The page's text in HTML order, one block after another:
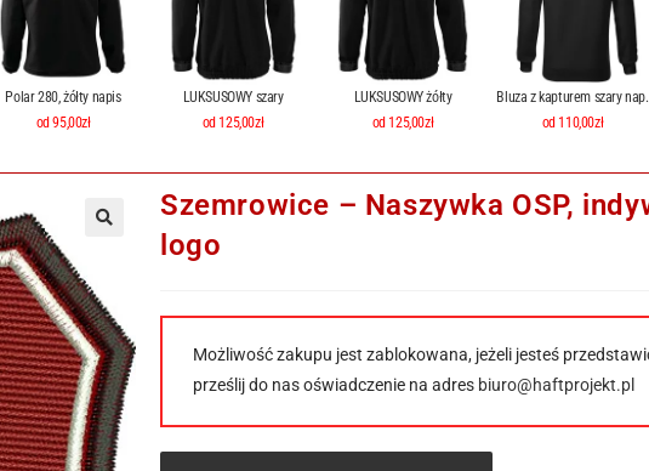
Polar 280, żółty napis
od 95,00zł
LUKSUSOWY szary
od 125,00zł
LUKSUSOWY żółty
od 125,00zł
Bluza z kapturem szary nap.
od 110,00zł
Szemrowice – Naszywka OSP,
logo
Możliwość zakupu jest zablokowana, jeżeli jesteś
prześlij do nas oświadczenie na adres biuro@haftprojekt.pl